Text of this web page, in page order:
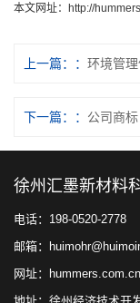
本文网址： http://
上一篇： 环境管
下一篇： 公司商标
徐州汇墨新材料
电话：198-0520-2778
邮箱：
网址：hummers.com.cn